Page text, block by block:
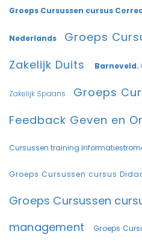
Groeps Cursussen cursus
Nederlands
Groeps
Zakelijk Duits
Barneveld.
Zakelijk Spaans
Groeps
Feedback Geven en
Cursussen training
Groeps Cursussen cursus
Groeps Cursussen
management
Groeps